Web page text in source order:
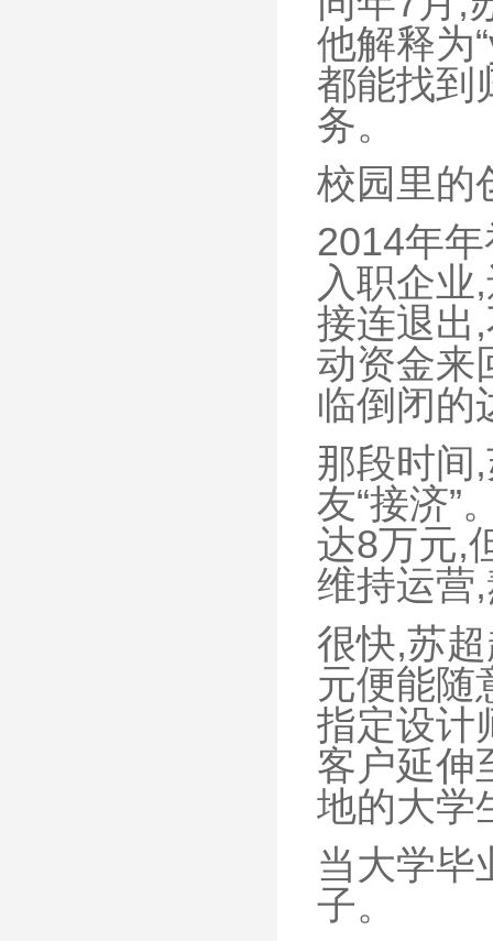
他解释为
都能找到
务。
校园里的
2014年
入职企业
接连退出
动资金来
临倒闭的
那段时间
友“接济”
达8万元,
维持运营
很快,苏
元便能随
指定设计
客户延伸
地的大学
当大学毕
子。